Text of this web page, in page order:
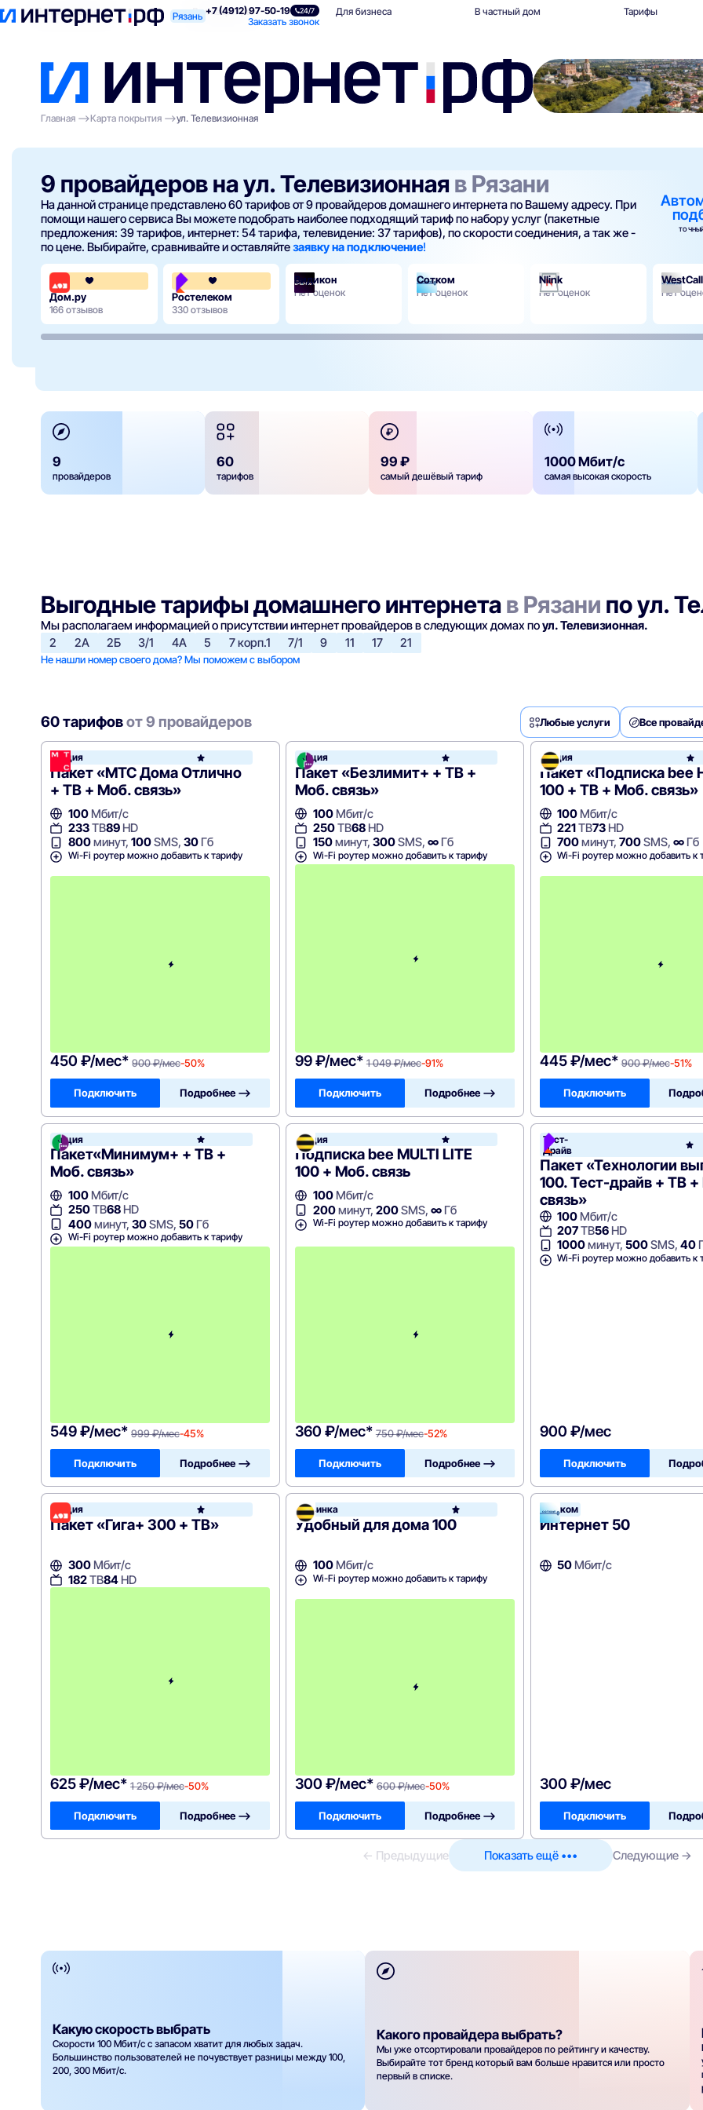
Рязань +7 (4912) 97-50-19 24/7
Заказать звонок
Поиск по адресу Для квартиры Для бизнеса В частный дом Тарифы
Главная
Карта покрытия ул. Телевизионная
9 провайдеров на ул. Телевизионная в Рязани
На данной странице представлено 60 тарифов от 9 провайдеров домашнего интернета по Вашему адресу. При
помощи нашего сервиса Вы можете подобрать наиболее подходящий тариф по набору услуг (пакетные
предложения: 39 тарифов, интернет: 54 тарифа, телевидение: 37 тарифов), по скорости соединения, а так же -
по цене. Выбирайте, сравнивайте и оставляйтезаявку на подключение!
4.3
Дом.ру
166 отзывов
3.8
Ростелеком
330 отзывов
Видикон
Нет оценок
Сотком
Нет оценок
Nlink
Нет оценок
WestCall
Нет
9
провайдеров
60
тарифов
99 ₽
самый дешёвый тариф
1000 Мбит/с
самая высокая скорость
Выгодные тарифы домашнего интернетав Рязани по ул.
Мы располагаем информацией о присутствии интернет провайдеров в следующих домах поул. Телевизионная.
2
2А 2Б 3/1 4А 5 7 корп.1 7/1 9 11 17 21
Не нашли номер своего дома? Мы поможем с выбором
60 тарифовот 9 провайдеров Любые услуги Все
Акция МТС
Пакет «МТС Дома Отлично
+ ТВ + Моб. связь»
100Мбит/с
233ТВ89HD
800минут, 100SMS, 30Гб
Wi-Fi роутер можно добавить к тарифу
450 ₽/мес* 900 ₽/мес-50%
Подключить Подробнее —>
Акция МегаФон
Пакет «Безлимит+ + ТВ +
Моб. связь»
100Мбит/с
250ТВ68HD
150минут, 300SMS, ∞Гб
Wi-Fi роутер можно добавить к тарифу
99 ₽/мес* 1 049 ₽/мес-91%
Подключить Подробнее —>
Акция
Пакет «Подписка bee
100 + ТВ + Моб. связь»
100 Мбит/с
221ТВ73 HD
700минут,700SMS,∞ Гб
Wi-Fi роутер можно добавить к
445 ₽/мес* 900 ₽/мес-51%
Подключить
Акция МегаФон
Пакет«Минимум+ + ТВ +
Моб. связь»
100Мбит/с
250ТВ68HD
400минут, 30SMS, 50Гб
Wi-Fi роутер можно добавить к тарифу
549 ₽/мес* 999 ₽/мес-45%
Подключить Подробнее —>
Акция Билайн
Подписка bee MULTI LITE
100 + Моб. связь
100Мбит/с
200минут, 200SMS, ∞Гб
Wi-Fi роутер можно добавить к тарифу
360 ₽/мес* 750 ₽/мес-52%
Подключить Подробнее —>
Тест-
Драйв
Пакет «Технологии
100. Тест-драйв + ТВ
связь»
100 Мбит/с
207ТВ56 HD
1000минут,500SMS,40
Wi-Fi роутер можно добавить к
900 ₽/мес
Подключить
Акция Дом.ру
Пакет «Гига+ 300 + ТВ»
300Мбит/с
182ТВ84HD
625 ₽/мес* 1 250 ₽/мес-50%
Подключить Подробнее —>
Новинка Билайн
Удобный для дома 100
100Мбит/с
Wi-Fi роутер можно добавить к тарифу
300 ₽/мес* 600 ₽/мес-50%
Подключить Подробнее —>
Сотком
Интернет 50
50 Мбит/с
300 ₽/мес
Подключить
← Предыдущие Показать ещё ••• Следующие →
Какую скорость выбрать
Скорости 100 Мбит/с с запасом хватит для любых задач.
Большинство пользователей не почувствует разницы между 100,
200, 300 Мбит/с.
Какого провайдера выбрать?
Мы уже отсортировали провайдеров по рейтингу и качеству.
Выбирайте тот бренд который вам больше нравится или просто
первый в списке.